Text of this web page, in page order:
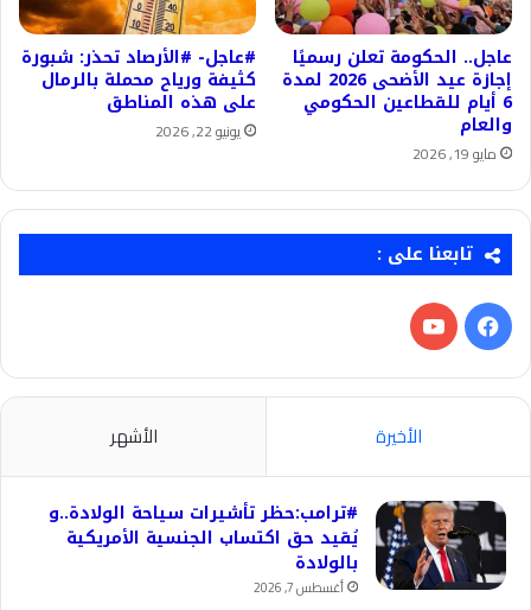
عاجل.. الحكومة تعلن رسميًا
إجازة عيد الأضحى 2026 لمدة
6 أيام للقطاعين الحكومي
والعام
مايو 19, 2026
#عاجل- #الأرصاد تحذر: شبورة
كثيفة ورياح محملة بالرمال
على هذه المناطق
يونيو 22, 2026
تابعنا على :
فيسبوك‫YouTube
الأخيرة الأشهر
#ترامب:حظر تأشيرات سياحة الولادة..و
يُقيد حق اكتساب الجنسية الأمريكية
بالولادة
أغسطس 7, 2026